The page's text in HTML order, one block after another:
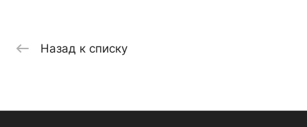
Назад к списку